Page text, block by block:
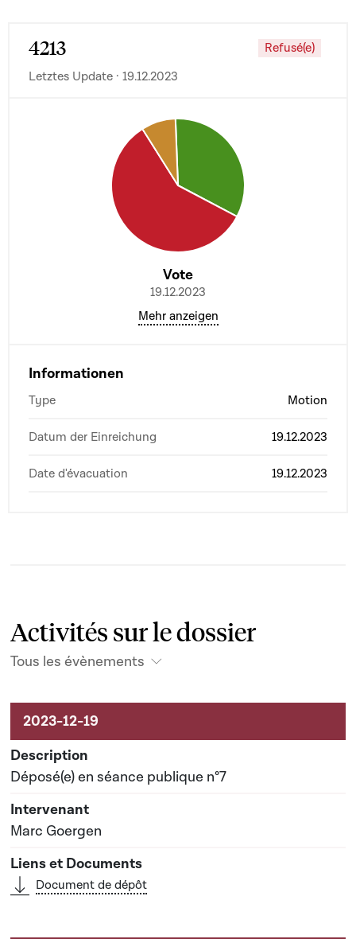
4213
Refusé(e)
Letztes Update · 19.12.2023
Vote
19.12.2023
Mehr anzeigen
Informationen
Type Motion
Datum der Einreichung 19.12.2023
Date d'évacuation 19.12.2023
Activités sur le dossier
Tous les évènements
Activités sur le dossier
Déposé(e) en séance publique n°7
Marc Goergen
Document de dépôt